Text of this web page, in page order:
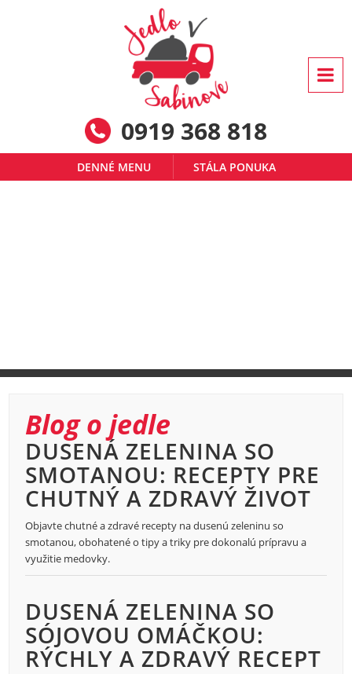
0919 368 818
DENNÉ MENU STÁLA PONUKA
Blog o jedle
DUSENÁ ZELENINA SO
SMOTANOU: RECEPTY PRE
CHUTNÝ A ZDRAVÝ ŽIVOT
Objavte chutné a zdravé recepty na dusenú zeleninu so
smotanou, obohatené o tipy a triky pre dokonalú prípravu a
využitie medovky.
DUSENÁ ZELENINA SO
SÓJOVOU OMÁČKOU:
RÝCHLY A ZDRAVÝ RECEPT